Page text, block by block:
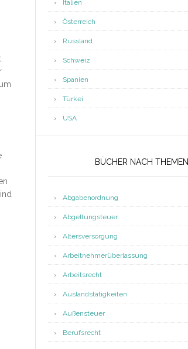
Italien
Österreich
Russland
Schweiz
Spanien
Türkei
USA
BÜCHER NACH THEMEN
Abgabenordnung
Abgeltungsteuer
Altersversorgung
Arbeitnehmerüberlassung
Arbeitsrecht
Auslandstätigkeiten
Außensteuer
Berufsrecht